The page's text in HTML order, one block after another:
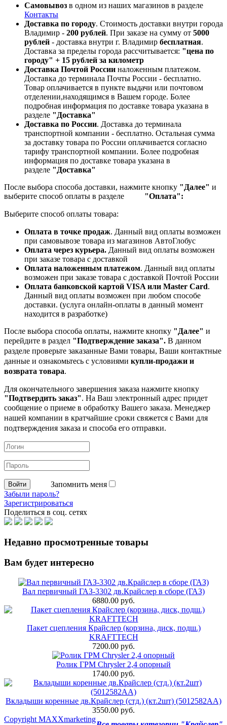
Самовывоз в одном из наших магазинов в разделе
Контакты
Доставка по городу. Стоимость доставки внутри города
Владимир - 200 рублей. При заказе на сумму от 5000
рублей - доставка внутри г. Владимир бесплатная.
Доставка за пределы города рассчитывается: "цена по
городу" + 15 рублей за километр
Доставка Почтой России наложенным платежом.
Доставка до терминала Почты России - бесплатно.
Товар оплачивается в пункте выдачи или почтовом
отделении,находящимся в Вашем городе. Более
подробная информация по доставке товара указана в
разделе "Доставка"
Доставка по России. Доставка до терминала
транспортной компании - бесплатно. Остальная сумма
за доставку товара по России оплачивается согласно
тарифу транспортной компании. Более подробная
информация по доставке товара указана в
разделе "Доставка"
После выбора способа доставки, нажмите кнопку "Далее" и
выберите способ оплаты в разделе "Оплата":
Выберите способ оплаты товара:
Оплата в точке продаж. Данный вид оплаты возможен
при самовывозе товара из магазинов АвтоГлобус
Оплата через курьера. Данный вид оплаты возможен
при заказе товара с доставкой
Оплата наложенным платежом. Данный вид оплаты
возможен при заказе товара с доставкой Почтой России
Оплата банковской картой VISA или Master Card.
Данный вид оплаты возможен при любом способе
доставки. (услуга онлайн-оплаты в данный момент
находится в разработке)
После выбора способа оплаты, нажмите кнопку "Далее" и
перейдите в раздел "Подтверждение заказа". В данном
разделе проверьте заказанные Вами товары, Ваши контактные
данные и ознакомьтесь с условиями купли-продажи и
возврата товара.
Для окончательного завершения заказа нажмите кнопку
"Подтвердить заказ". На Ваш электронный адрес придет
сообщение о приеме в обработку Вашего заказа. Менеджер
нашей компании в кратчайшие сроки свяжется с Вами для
подтверждения заказа и способа его отправки.
Запомнить меня
Забыли пароль?
Зарегистрироваться
Поделиться в соц. сетях
Недавно просмотренные товары
Вам будет интересно
Вал первичный ГАЗ-3302 дв.Крайслер в сборе (ГАЗ)
6880.00 руб.
Пакет сцепления Крайслер (корзина, диск, подш.)
KRAFTTECH
7200.00 руб.
Ролик ГРМ Chrysler 2,4 опорный
1740.00 руб.
Вкладыши коренные дв.Крайслер (стд.) (кт.2шт) (5012582АА)
3550.00 руб.
Copyright MAXXmarketing